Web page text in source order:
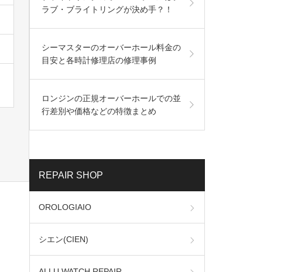
ラブ・ブライトリングが決め手？！
シーマスターのオーバーホール料金の
目安と各時計修理店の修理事例
ロンジンの正規オーバーホールでの並
行差別や価格などの特徴まとめ
REPAIR SHOP
OROLOGIAIO
シエン(CIEN)